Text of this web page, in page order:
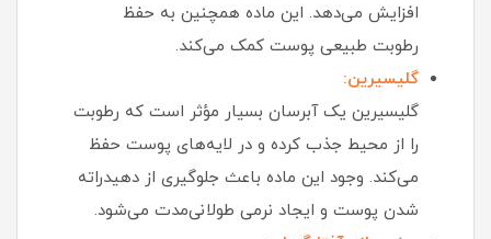
افزایش می‌دهد. این ماده همچنین به حفظ
رطوبت طبیعی پوست کمک می‌کند.
گلیسیرین:
گلیسیرین یک آبرسان بسیار مؤثر است که رطوبت
را از محیط جذب کرده و در لایه‌های پوست حفظ
می‌کند. وجود این ماده باعث جلوگیری از دهیدراته
شدن پوست و ایجاد نرمی طولانی‌مدت می‌شود.